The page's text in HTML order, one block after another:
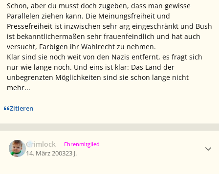
Schon, aber du musst doch zugeben, dass man gewisse
Parallelen ziehen kann. Die Meinungsfreiheit und
Pressefreiheit ist inzwischen sehr arg eingeschränkt und Bush
ist bekanntlichermaßen sehr frauenfeindlich und hat auch
versucht, Farbigen ihr Wahlrecht zu nehmen.
Klar sind sie noch weit von den Nazis entfernt, es fragt sich
nur wie lange noch. Und eins ist klar: Das Land der
unbegrenzten Möglichkeiten sind sie schon lange nicht
mehr...
Zitieren
Grimlock Ehrenmitglied
14. März 200323 J.